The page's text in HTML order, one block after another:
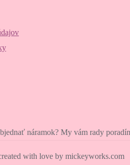
náramok? My vám rady
with love by mickeyworks.com